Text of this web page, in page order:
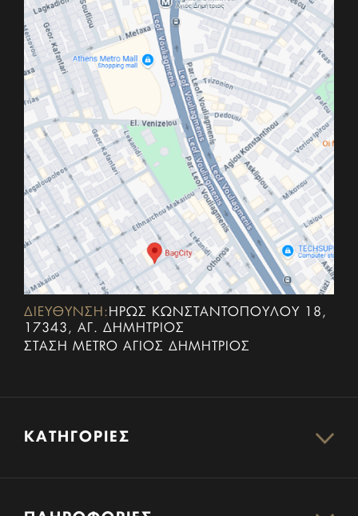
ΔΙΕΥΘΥΝΣΗ: ΗΡΏΣ ΚΩΝΣΤΑΝΤΟΠΟΎΛΟΥ 18,
17343, ΑΓ. ΔΗΜΉΤΡΙΟΣ
ΣΤΆΣΗ METRO ΆΓΙΟΣ ΔΗΜΉΤΡΙΟΣ
ΚΑΤΗΓΟΡΊΕΣ